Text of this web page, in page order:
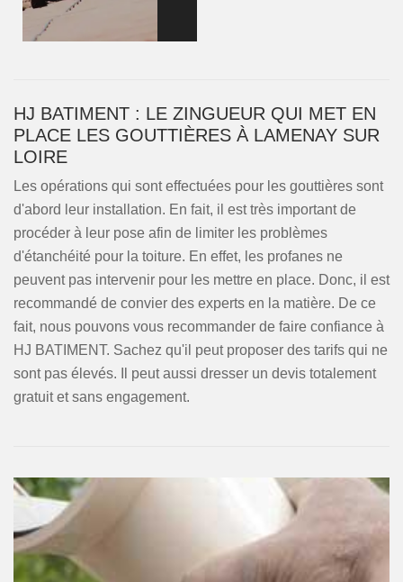
HJ BATIMENT : LE ZINGUEUR QUI MET EN
PLACE LES GOUTTIÈRES À LAMENAY SUR
LOIRE
Les opérations qui sont effectuées pour les gouttières sont
d'abord leur installation. En fait, il est très important de
procéder à leur pose afin de limiter les problèmes
d'étanchéité pour la toiture. En effet, les profanes ne
peuvent pas intervenir pour les mettre en place. Donc, il est
recommandé de convier des experts en la matière. De ce
fait, nous pouvons vous recommander de faire confiance à
HJ BATIMENT. Sachez qu'il peut proposer des tarifs qui ne
sont pas élevés. Il peut aussi dresser un devis totalement
gratuit et sans engagement.